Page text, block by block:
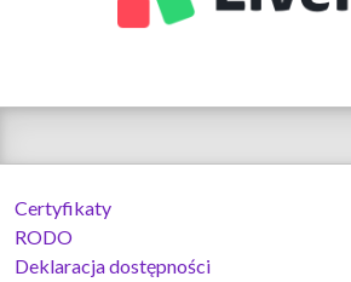
Certyfikaty
RODO
Deklaracja dostępności